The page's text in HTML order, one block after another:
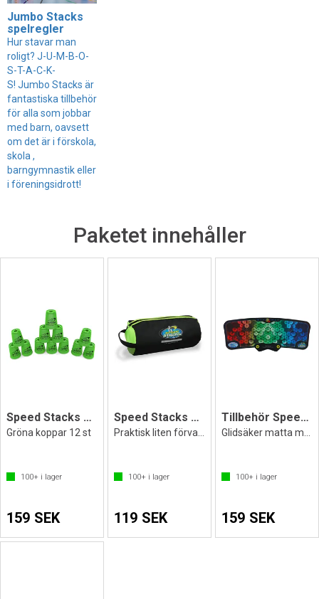
Jumbo Stacks
spelregler
Hur stavar man
roligt? J-U-M-B-O-
S-T-A-C-K-
S! Jumbo Stacks är
fantastiska tillbehör
för alla som jobbar
med barn, oavsett
om det är i förskola,
skola ,
barngymnastik eller
i föreningsidrott!
Paketet innehåller
Speed Stacks Cups Neon Green
Gröna koppar 12 st
100+ i lager
159 SEK
Speed Stacks Gear Bag
100+ i lager
119 SEK
Tillbehör Speed Stacks Mat G5 Pro
100+ i lager
159 SEK